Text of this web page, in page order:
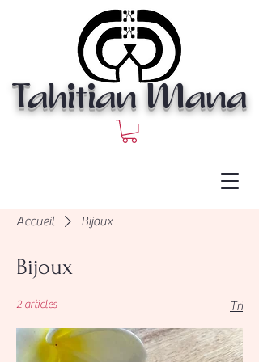
Tahitian Mana
Accueil Bijoux
Bijoux
2 articles Tri